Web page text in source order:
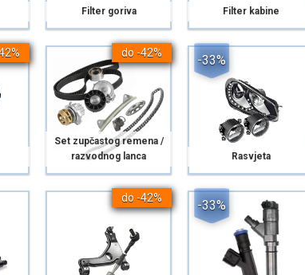
Filter goriva Filter kabine
Set zupčastog remena /
razvodnog lanca
do -42%
Rasvjeta
-33%
do -42% -33%